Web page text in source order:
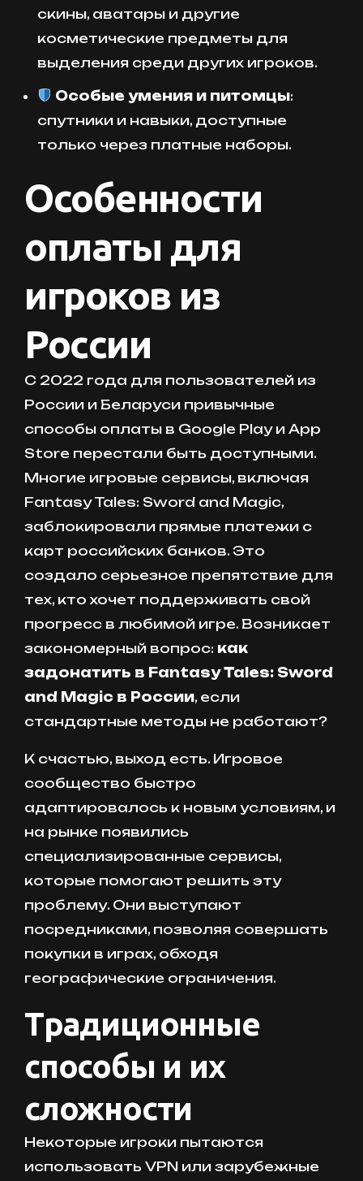
скины, аватары и другие
косметические предметы для
выделения среди других игроков.
Особые умения и питомцы:
спутники и навыки, доступные
только через платные наборы.
Особенности
оплаты для
игроков из
России
С 2022 года для пользователей из
России и Беларуси привычные
способы оплаты в Google Play и App
Store перестали быть доступными.
Многие игровые сервисы, включая
Fantasy Tales: Sword and Magic,
заблокировали прямые платежи с
карт российских банков. Это
создало серьезное препятствие для
тех, кто хочет поддерживать свой
прогресс в любимой игре. Возникает
закономерный вопрос: как
задонатить в Fantasy Tales: Sword
and Magic в России, если
стандартные методы не работают?
К счастью, выход есть. Игровое
сообщество быстро
адаптировалось к новым условиям, и
на рынке появились
специализированные сервисы,
которые помогают решить эту
проблему. Они выступают
посредниками, позволяя совершать
покупки в играх, обходя
географические ограничения.
Традиционные
способы и их
сложности
Некоторые игроки пытаются
использовать VPN или зарубежные